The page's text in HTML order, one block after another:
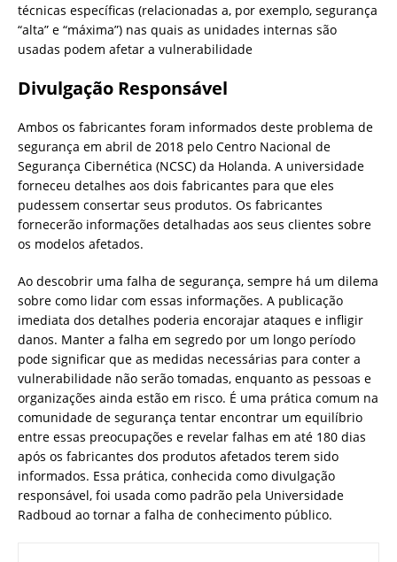
técnicas específicas (relacionadas a, por exemplo, segurança
“alta” e “máxima”) nas quais as unidades internas são
usadas podem afetar a vulnerabilidade
Divulgação Responsável
Ambos os fabricantes foram informados deste problema de
segurança em abril de 2018 pelo Centro Nacional de
Segurança Cibernética (NCSC) da Holanda. A universidade
forneceu detalhes aos dois fabricantes para que eles
pudessem consertar seus produtos. Os fabricantes
fornecerão informações detalhadas aos seus clientes sobre
os modelos afetados.
Ao descobrir uma falha de segurança, sempre há um dilema
sobre como lidar com essas informações. A publicação
imediata dos detalhes poderia encorajar ataques e infligir
danos. Manter a falha em segredo por um longo período
pode significar que as medidas necessárias para conter a
vulnerabilidade não serão tomadas, enquanto as pessoas e
organizações ainda estão em risco. É uma prática comum na
comunidade de segurança tentar encontrar um equilíbrio
entre essas preocupações e revelar falhas em até 180 dias
após os fabricantes dos produtos afetados terem sido
informados. Essa prática, conhecida como divulgação
responsável, foi usada como padrão pela Universidade
Radboud ao tornar a falha de conhecimento público.